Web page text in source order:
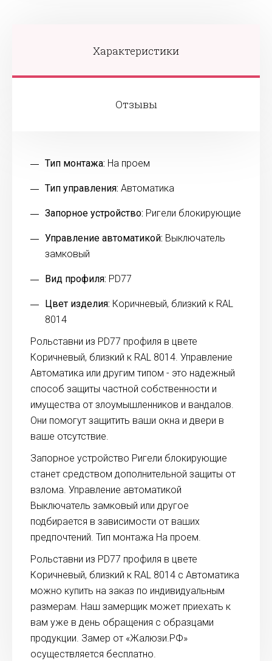
Характеристики
Отзывы
Тип монтажа: На проем
Тип управления: Автоматика
Запорное устройство: Ригели блокирующие
Управление автоматикой: Выключатель
замковый
Вид профиля: PD77
Цвет изделия: Коричневый, близкий к RAL
8014
Рольставни из PD77 профиля в цвете
Коричневый, близкий к RAL 8014. Управление
Автоматика или другим типом - это надежный
способ защиты частной собственности и
имущества от злоумышленников и вандалов.
Они помогут защитить ваши окна и двери в
ваше отсутствие.
Запорное устройство Ригели блокирующие
станет средством дополнительной защиты от
взлома. Управление автоматикой
Выключатель замковый или другое
подбирается в зависимости от ваших
предпочтений. Тип монтажа На проем.
Рольставни из PD77 профиля в цвете
Коричневый, близкий к RAL 8014 с Автоматика
можно купить на заказ по индивидуальным
размерам. Наш замерщик может приехать к
вам уже в день обращения с образцами
продукции. Замер от «Жалюзи.РФ»
осуществляется бесплатно.